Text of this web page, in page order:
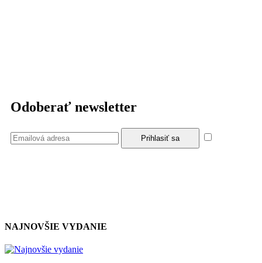
Odoberať newsletter
NAJNOVŠIE VYDANIE